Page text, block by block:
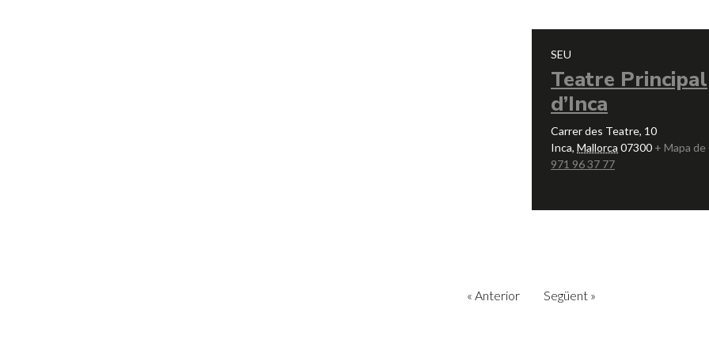
SEU
Teatre Principal
d’Inca
Carrer des Teatre, 10
Inca, Mallorca 07300 + Mapa
971 96 37 77
« Anterior Següent »